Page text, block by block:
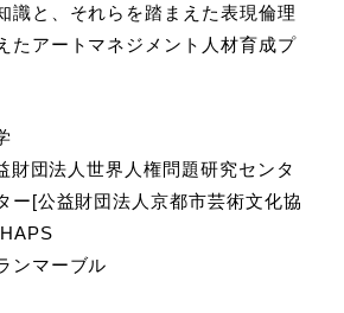
識と、それらを踏まえた表現倫理
たアートマネジメント人材育成プ
財団法人世界人権問題研究センタ
ー[公益財団法人京都市芸術文化協
ンマーブル